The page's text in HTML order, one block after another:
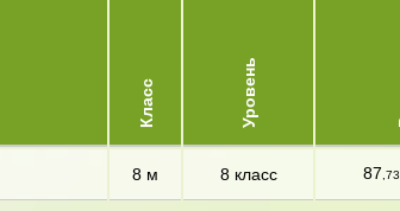
Класс Уровень
8 м 8 класс 87 ,73